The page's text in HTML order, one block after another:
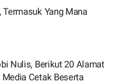
Yang Mana
Nulis, Berikut 20 Alamat
Cetak Beserta